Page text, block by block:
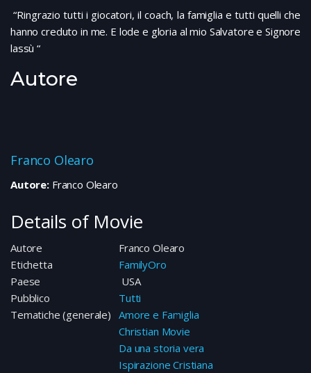
“Ringrazio tutti i giocatori, il coach, la famiglia e tutti quelli che
hanno creduto in me. E lode e gloria al mio Salvatore e Signore
lassù “
Autore
Franco Olearo
Autore:Franco Olearo
Details of Movie
Autore
Franco Olearo
Etichetta
FamilyOro
Paese
USA
Pubblico
Tutti
Tematiche (generale) Amore e Famiglia
Christian Movie
Da una storia vera
Ispirazione Cristiana